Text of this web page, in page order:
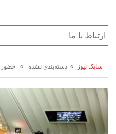
سایک نیوز » دسته‌بندی نشده » حضور